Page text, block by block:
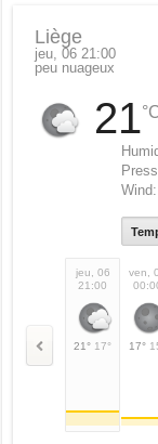
Liège
jeu, 06 21:00
peu nuageux
21
jeu, 06
21:00
21° 17°
ven,
17°